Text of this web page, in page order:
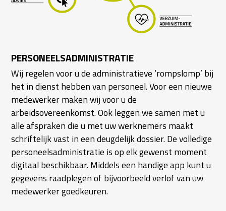
PERSONEELSADMINISTRATIE
Wij regelen voor u de administratieve ‘rompslomp’ bij
het in dienst hebben van personeel. Voor een nieuwe
medewerker maken wij voor u de
arbeidsovereenkomst. Ook leggen we samen met u
alle afspraken die u met uw werknemers maakt
schriftelijk vast in een deugdelijk dossier. De volledige
personeelsadministratie is op elk gewenst moment
digitaal beschikbaar. Middels een handige app kunt u
gegevens raadplegen of bijvoorbeeld verlof van uw
medewerker goedkeuren.